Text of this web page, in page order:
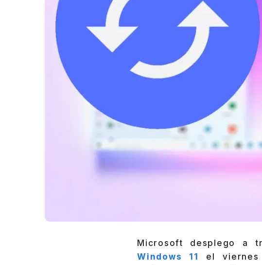
Microsoft desplego a
Windows 11
el